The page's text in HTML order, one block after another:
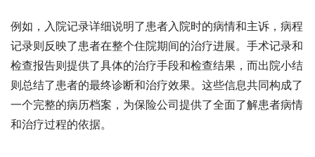
例如，入院记录详细说明了患者入院时的病情和主诉，病程
记录则反映了患者在整个住院期间的治疗进展。手术记录和
检查报告则提供了具体的治疗手段和检查结果，而出院小结
则总结了患者的最终诊断和治疗效果。这些信息共同构成了
一个完整的病历档案，为保险公司提供了全面了解患者病情
和治疗过程的依据。